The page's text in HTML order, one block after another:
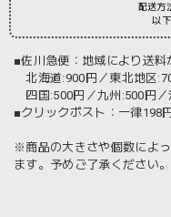
配送方
以
■佐川急便：地域により送料
北海道:900円／東北地区
四国:500円／九州:500円／
■クリックポスト：一律198円
※商品の大きさや個数によ
ます。予めご了承ください。